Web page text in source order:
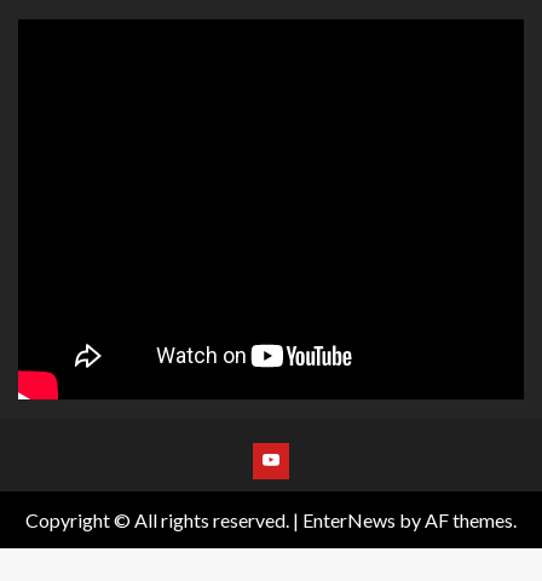
Copyright © All rights reserved. | EnterNews by AF themes.